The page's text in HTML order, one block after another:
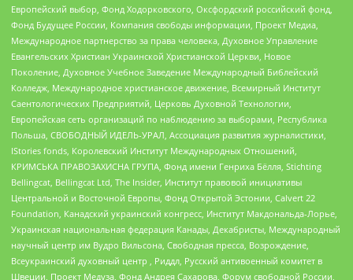
Европейский выбор, Фонд Ходорковского, Оксфордский российский фонд,
Фонд Будущее России, Компания свободы информации, Проект Медиа,
Международное партнерство за права человека, Духовное Управление
Евангельских Христиан Украинской Христианской Церкви, Новое
Поколение, Духовное Учебное Заведение Международный Библейский
Колледж, Международное христианское движение, Всемирный Институт
Саентологических Предприятий, Церковь Духовной Технологии,
Европейская сеть организаций по наблюдению за выборами, Республика
Польша, СВОБОДНЫЙ ИДЕЛЬ-УРАЛ, Ассоциация развития журналистики,
IStories fonds, Королевский Институт Международных Отношений,
КРИМСЬКА ПРАВОЗАХИСНА ГРУПА, Фонд имени Генриха Бёлля, Stichting
Bellingcat, Bellingcat Ltd, The Insider, Институт правовой инициативы
Центральной и Восточной Европы, Фонд Открытой Эстонии, Calvert 22
Foundation, Канадский украинский конгресс, Институт Макдональда-Лорье,
Украинская национальная федерация Канады, Декабристы, Международный
научный центр им Вудро Вильсона, Свободная пресса, Возрождение,
Всеукраинский духовный центр , Риддл, Русский антивоенный комитет в
Швеции, Проект Медуза, Фонд Андрея Сахарова, Форум свободной России,